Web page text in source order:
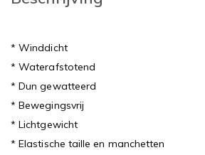
* Winddicht
* Waterafstotend
* Dun gewatteerd
* Bewegingsvrij
* Lichtgewicht
* Elastische taille en manchetten